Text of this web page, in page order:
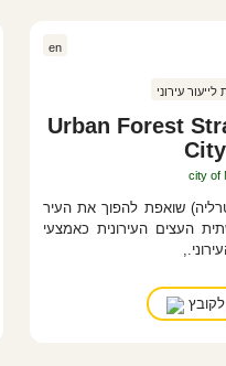
en
עירוני
Urban Forest
city of
שואפת להפוך את העיר
העצים העירונית כאמצעי
לקובץ